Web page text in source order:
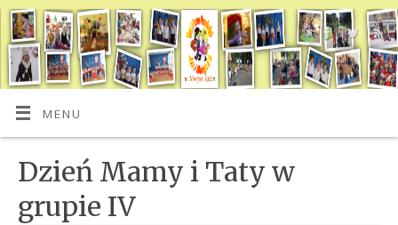
MENU
Dzień Mamy i Taty w
grupie IV